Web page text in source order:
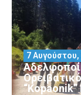
“Kopaonik”
7 Αυγούστου,